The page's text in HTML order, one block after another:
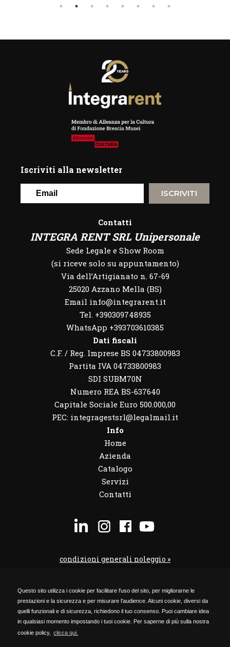
Questo sito utilizza i cookie per facilitare l'uso del sito, per migliorarne le
prestazioni e la sicurezza e per misurare l'audience. Alcuni cookie, diversi da
quelli funzionali e di sicurezza, richiedono il tuo consenso. Puoi cambiare idea
in qualsiasi momento impostando i tuoi cookie. Per saperne di più sulla nostra
cookie policy,
clicca qui.
Iscriviti alla newsletter
ISCRIVITI
Contatti
INTEGRA RENT SRL Unipersonale
Sede Legale e Show Room
(si riceve solo su appuntamento)
Via dell’Artigianato n. 67-69
25020 Azzano Mella (BS)
Email info@integrarent.it
Tel. +390309748935
WhatsApp +393703610385
Dati fiscali
C.F. / Reg. Imprese BS 04733800983
Partita IVA 04733800983
SDI SUBM70N
Numero REA BS-637640
Capitale Sociale Euro 500.000,00
PEC: integragestsrl@legalmail.it
Info
Home
Azienda
Catalogo
Servizi
Contatti
condizioni generali noleggio »
codice etico »
Privacy Policy »
Cookie Policy »